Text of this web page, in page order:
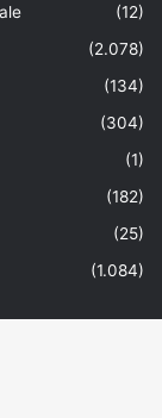
(12)
(2.078)
(134)
(304)
(1)
(182)
(25)
(1.084)